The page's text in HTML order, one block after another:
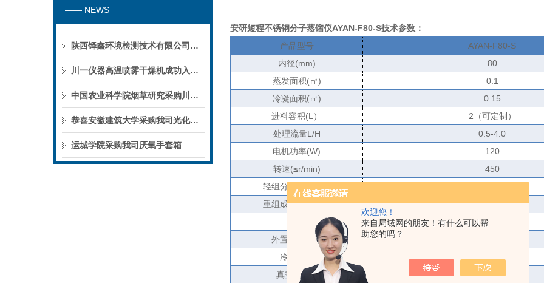
欢迎您！
来自局域网的朋友！有什么可以帮
助您的吗？
—— NEWS
陕西铎鑫环境检测技术有限公司采购我司全自动液液萃取仪
川一仪器高温喷雾干燥机成功入驻鄱阳职业学院，助力职业教育实训平台升级
中国农业科学院烟草研究采购川一仪器喷雾干燥机
恭喜安徽建筑大学采购我司光化学反应仪
运城学院采购我司厌氧手套箱
安研短程不锈钢分子蒸馏仪AYAN-F80-S技术参数：
产品型号
AYAN-F80-S
内径(mm)
80
蒸发面积(㎡)
0.1
冷凝面积(㎡)
0.15
进料容积(L ） 2 （可定制）
处理流量L/H
0.5-4.0
电机功率(W)
120
转速(≤r/min)
450
轻组分收集瓶
重组成收集瓶(L） 1（可定制）
有
外置冷凝装置
冷却装置
真空度(pa) 10以下